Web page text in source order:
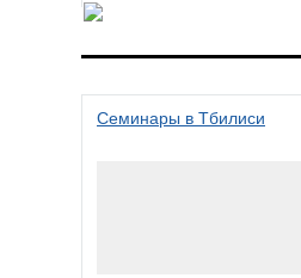
Семинары в Тбилиси